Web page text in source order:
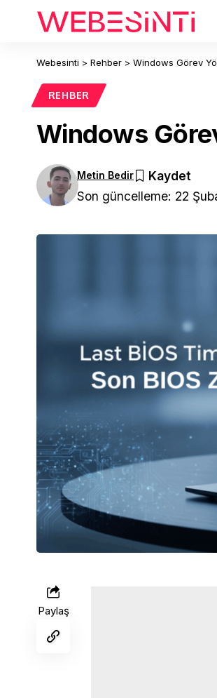
Webesinti > Rehber > Windows Görev
REHBER
Windows
Son güncelleme: 22
Metin Bedir
Paylaş